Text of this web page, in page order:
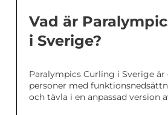
Vad är
i Sverige?
Paralympics Curling i Sverige är
personer med
och tävla i en anpassad version